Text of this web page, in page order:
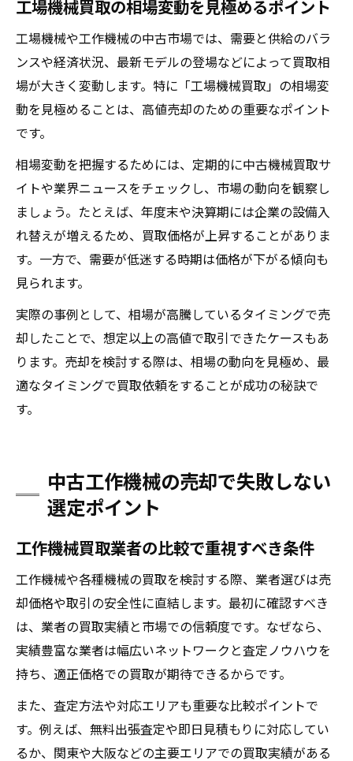
工場機械買取の相場変動を見極めるポイント
工場機械や工作機械の中古市場では、需要と供給のバラ
ンスや経済状況、最新モデルの登場などによって買取相
場が大きく変動します。特に「工場機械買取」の相場変
動を見極めることは、高値売却のための重要なポイント
です。
相場変動を把握するためには、定期的に中古機械買取サ
イトや業界ニュースをチェックし、市場の動向を観察し
ましょう。たとえば、年度末や決算期には企業の設備入
れ替えが増えるため、買取価格が上昇することがありま
す。一方で、需要が低迷する時期は価格が下がる傾向も
見られます。
実際の事例として、相場が高騰しているタイミングで売
却したことで、想定以上の高値で取引できたケースもあ
ります。売却を検討する際は、相場の動向を見極め、最
適なタイミングで買取依頼をすることが成功の秘訣で
す。
中古工作機械の売却で失敗しない
選定ポイント
工作機械買取業者の比較で重視すべき条件
工作機械や各種機械の買取を検討する際、業者選びは売
却価格や取引の安全性に直結します。最初に確認すべき
は、業者の買取実績と市場での信頼度です。なぜなら、
実績豊富な業者は幅広いネットワークと査定ノウハウを
持ち、適正価格での買取が期待できるからです。
また、査定方法や対応エリアも重要な比較ポイントで
す。例えば、無料出張査定や即日見積もりに対応してい
るか、関東や大阪などの主要エリアでの買取実績がある